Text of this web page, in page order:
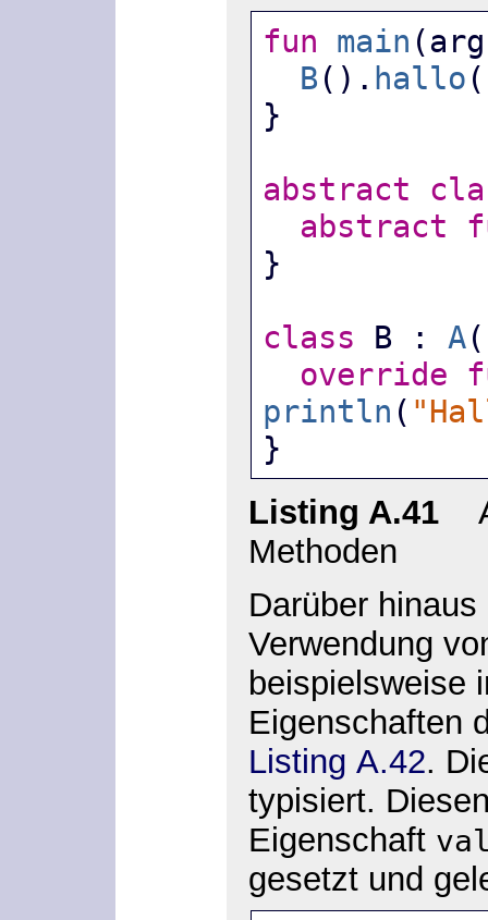
fun main
B (). hallo (
}
abstract
abstract
}
class B : A
override
println (
}
Listing A.41
Methoden
Darüber
Verwendung
beispielsweise
Eigenschaften
Listing A.42.
typisiert.
Eigenschaft
gesetzt und